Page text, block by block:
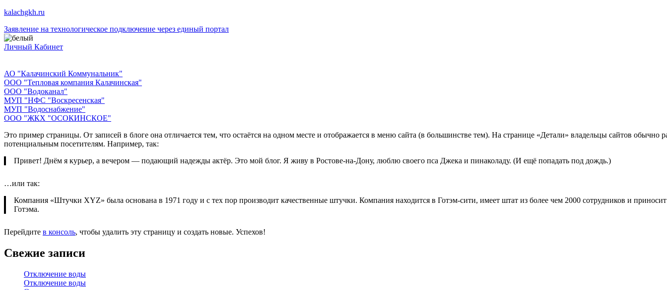
Перейти
содержимому
kalachgkh.ru
Заявление на технологическое подключение через единый портал
Личный Кабинет
АО "Калачинский Коммунальник"
ООО "Тепловая компания Калачинская"
ООО "Водоканал"
МУП "НФС "Воскресенская"
МУП "Водоснабжение"
ООО "ЖКХ "ОСОКИНСКОЕ"
Это пример страницы. От записей в блоге она отличается тем, что остаётся на одном месте и отображается в меню сайта (в большинстве тем). На странице «Детали» владельцы сайтов обычно
потенциальным посетителям. Например, так:
Привет! Днём я курьер, а вечером — подающий надежды актёр. Это мой блог. Я живу в Ростове-на-Дону, люблю своего пса Джека и пинаколаду. (И ещё попадать под дождь.)
…или так:
Компания «Штучки XYZ» была основана в 1971 году и с тех пор производит качественные штучки. Компания находится в Готэм-сити, имеет штат из более чем 2000 сотрудников и
Готэма.
Перейдите в консоль, чтобы удалить эту страницу и создать новые. Успехов!
Свежие записи
Отключение воды
Отключение воды